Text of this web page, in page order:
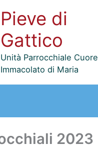
Pieve di
Gattico
Unità Parrocchiale Cuore
Immacolato di Maria
2023